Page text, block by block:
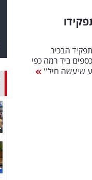
מ-2016, הוא מקודם לתפקיד הבכיר
ביד רמה כפי
שיעשה חיל''